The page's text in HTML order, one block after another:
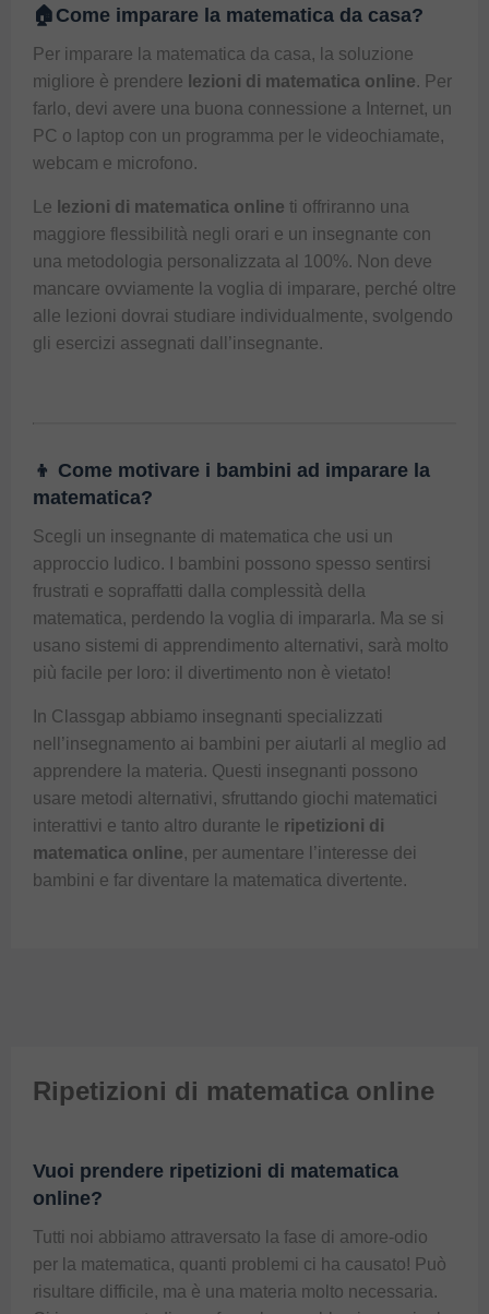
🏠Come imparare la matematica da casa?
Per imparare la matematica da casa, la soluzione
migliore è prendere lezioni di matematica online. Per
farlo, devi avere una buona connessione a Internet, un
PC o laptop con un programma per le videochiamate,
webcam e microfono.
Le lezioni di matematica online ti offriranno una
maggiore flessibilità negli orari e un insegnante con
una metodologia personalizzata al 100%. Non deve
mancare ovviamente la voglia di imparare, perché oltre
alle lezioni dovrai studiare individualmente, svolgendo
gli esercizi assegnati dall’insegnante.
👦 Come motivare i bambini ad imparare la
matematica?
Scegli un insegnante di matematica che usi un
approccio ludico. I bambini possono spesso sentirsi
frustrati e sopraffatti dalla complessità della
matematica, perdendo la voglia di impararla. Ma se si
usano sistemi di apprendimento alternativi, sarà molto
più facile per loro: il divertimento non è vietato!
In Classgap abbiamo insegnanti specializzati
nell’insegnamento ai bambini per aiutarli al meglio ad
apprendere la materia. Questi insegnanti possono
usare metodi alternativi, sfruttando giochi matematici
interattivi e tanto altro durante le ripetizioni di
matematica online, per aumentare l’interesse dei
bambini e far diventare la matematica divertente.
Ripetizioni di matematica online
Vuoi prendere ripetizioni di matematica
online?
Tutti noi abbiamo attraversato la fase di amore-odio
per la matematica, quanti problemi ci ha causato! Può
risultare difficile, ma è una materia molto necessaria.